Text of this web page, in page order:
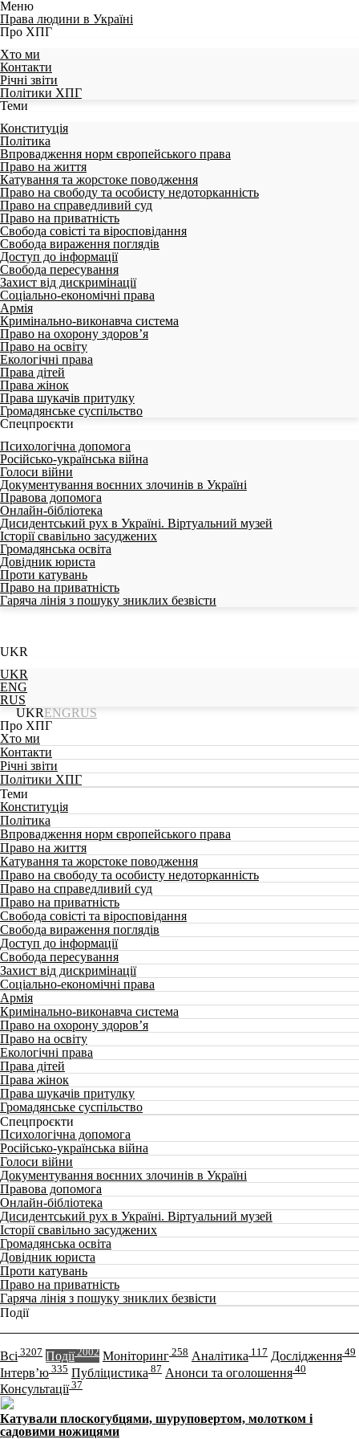
Меню
Права людини в Україні
Про ХПГ
Хто ми
Контакти
Річні звіти
Політики ХПГ
Теми
Конституція
Політика
Впровадження норм європейського права
Право на життя
Катування та жорстоке поводження
Право на свободу та особисту недоторканність
Право на справедливий суд
Право на приватність
Свобода совісті та віросповідання
Свобода вираження поглядів
Доступ до інформації
Свобода пересування
Захист від дискримінації
Соціально-економічні права
Армія
Кримінально-виконавча система
Право на охорону здоров’я
Право на освіту
Екологічні права
Права дітей
Права жінок
Права шукачів притулку
Громадянське суспільство
Спецпроєкти
Психологічна допомога
Російсько-українська війна
Голоси війни
Документування воєнних злочинів в Україні
Правова допомога
Онлайн-бібліотека
Дисидентський рух в Україні. Віртуальний музей
Історії свавільно засуджених
Громадянська освіта
Довідник юриста
Проти катувань
Право на приватність
Гаряча лінія з пошуку зниклих безвісти
UKR
UKR
ENG
RUS
UKRENGRUS
Про ХПГ
Хто ми
Контакти
Річні звіти
Політики ХПГ
Теми
Конституція
Політика
Впровадження норм європейського права
Право на життя
Катування та жорстоке поводження
Право на свободу та особисту недоторканність
Право на справедливий суд
Право на приватність
Свобода совісті та віросповідання
Свобода вираження поглядів
Доступ до інформації
Свобода пересування
Захист від дискримінації
Соціально-економічні права
Армія
Кримінально-виконавча система
Право на охорону здоров’я
Право на освіту
Екологічні права
Права дітей
Права жінок
Права шукачів притулку
Громадянське суспільство
Спецпроєкти
Психологічна допомога
Російсько-українська війна
Голоси війни
Документування воєнних злочинів в Україні
Правова допомога
Онлайн-бібліотека
Дисидентський рух в Україні. Віртуальний музей
Історії свавільно засуджених
Громадянська освіта
Довідник юриста
Проти катувань
Право на приватність
Гаряча лінія з пошуку зниклих безвісти
Події
Всі 3207 Події2002 Моніторинг 258 Аналітика 117 Дослідження 49
Інтерв’ю 335 Публіцистика 87 Анонси та оголошення 40
Консультації37
Катували плоскогубцями, шуруповертом, молотком і
садовими ножицями